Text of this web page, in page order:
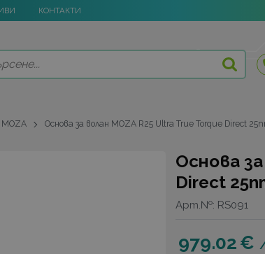
КОНТАКТИ
MOZA Основа за волан MOZA R25 Ultra True Torque Direct
Основа
Direct
Арт.№: RS091
979.02€